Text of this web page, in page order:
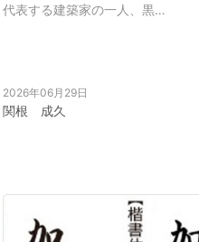
代表する建築家の一人、黒…
2026年06月29日
関根 成久